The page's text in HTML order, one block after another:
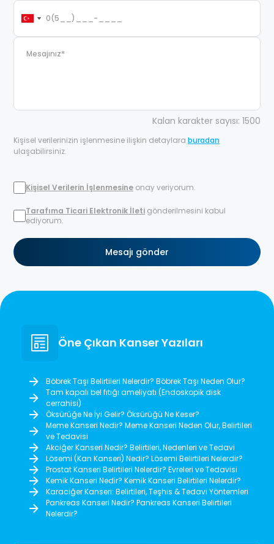
Kalan karakter sayısı: 1500
Kişisel verilerinizin işlenmesine ilişkin detaylara buradan
ulaşabilirsiniz.
Kişisel Verilerin İşlenmesine onay veriyorum.
Tarafıma Ticari Elektronik İleti gönderilmesini kabul
ediyorum.
Mesajı gönder
Öne Çıkan Kanser Yazıları
Böbrek Taşı Belirtileri Nelerdir? Böbrek Taşı Neden Olur?
Tam kapalı bel fıtığı ameliyatı (Endoskopik disk
cerrahisi)
Öksürüğe Ne İyi Gelir? Öksürüğü Ne Keser?
Meme Kanseri Nedir? Meme Kanseri Neden Olur, Belirtileri
ve Tedavisi
Akciğer Kanseri Nedir? Belirtileri, Nedenleri ve Tedavi
Lösemi (Kan Kanseri) Nedir? Lösemi Belirtileri Nelerdir?
Prostat Kanseri Belirtileri Nelerdir? Evreleri ve Tedavisi
Kemik Kanseri Nedir? Kemik Kanseri Belirtileri Nelerdir?
Karaciğer Kanseri: Belirtileri, Teşhis & Tedavi Yöntemleri
Pankreas Kanseri Nedir? Pankreas Kanseri Belirtileri
Nelerdir?